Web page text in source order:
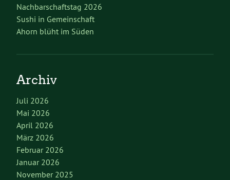
Nachbarschaftstag 2026
Sushi in Gemeinschaft
Ahorn blüht im Süden
Archiv
Juli 2026
Mai 2026
April 2026
März 2026
Februar 2026
Januar 2026
November 2025